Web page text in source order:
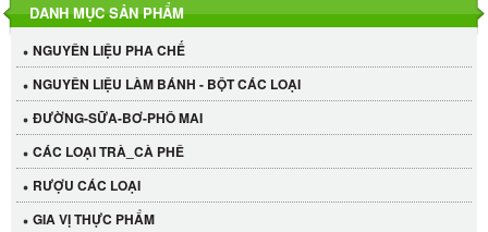
DANH MỤC SẢN PHẨM
NGUYÊN LIỆU PHA CHẾ
NGUYÊN LIỆU LÀM BÁNH - BỘT CÁC LOẠI
ĐƯỜNG-SỮA-BƠ-PHÔ MAI
CÁC LOẠI TRÀ_CÀ PHÊ
RƯỢU CÁC LOẠI
GIA VỊ THỰC PHẨM